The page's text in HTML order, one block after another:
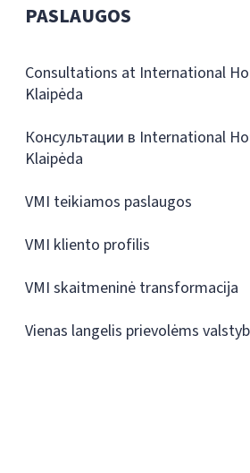
PASLAUGOS
Consultations at International
Klaipėda
Консультации в International
Klaipėda
VMI teikiamos paslaugos
VMI kliento profilis
VMI skaitmeninė transformacija
Vienas langelis prievolėms